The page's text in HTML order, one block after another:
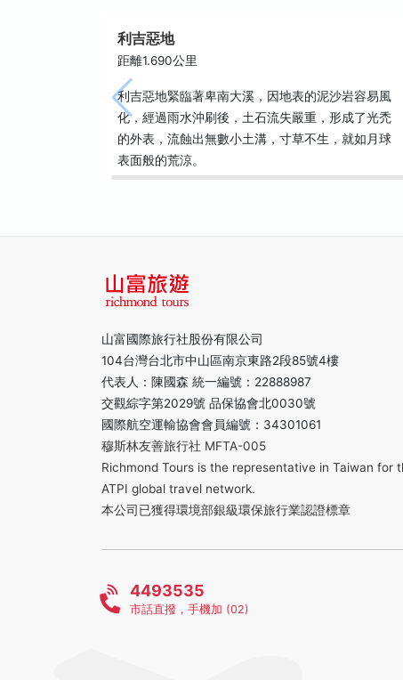
利吉惡地
距離1.690公里
利吉惡地緊臨著卑南大溪，因地表的泥沙岩容易風
化，經過雨水沖刷後，土石流失嚴重，形成了光禿
的外表，流蝕出無數小土溝，寸草不生，就如月球
表面般的荒涼。
山富國際旅行社股份有限公司
104台灣台北市中山區南京東路2段85號4樓
代表人：陳國森 統一編號：22888987
交觀綜字第2029號 品保協會北0030號
國際航空運輸協會會員編號：34301061
穆斯林友善旅行社 MFTA-005
Richmond Tours is the representative in Taiwan for
ATPI global travel network.
本公司已獲得環境部銀級環保旅行業認證標章
4493535
市話直撥，手機加 (02)